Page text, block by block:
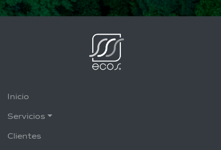
Inicio
Servicios
Clientes